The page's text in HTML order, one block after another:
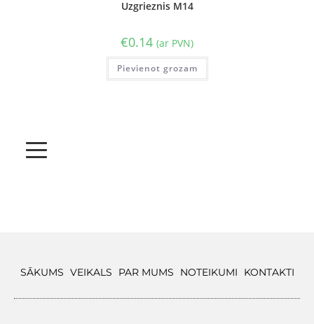
Uzgrieznis M14
€0.14 (ar PVN)
Pievienot grozam
SĀKUMS VEIKALS PAR MUMS NOTEIKUMI KONTAKTI